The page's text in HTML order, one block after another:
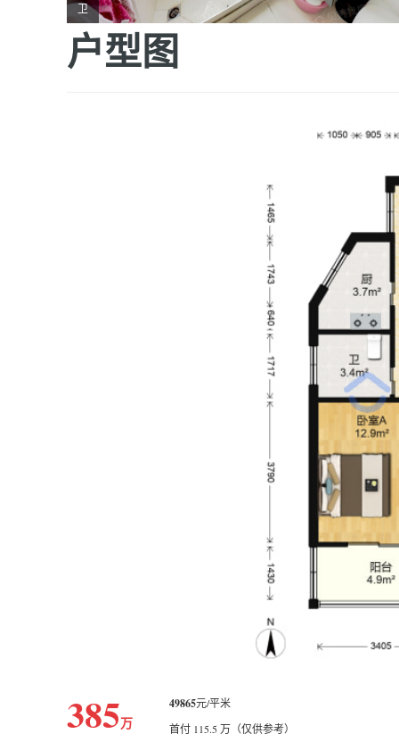
卫
户型图
385万
49865元/平米
首付 115.5 万（仅供参考）